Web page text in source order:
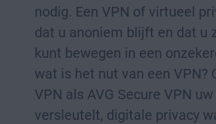
nodig. Een VPN of virtueel
dat u anoniem blijft en dat u
kunt bewegen in een
wat is het nut van een VPN?
VPN als AVG Secure VPN
versleutelt, digitale privacy